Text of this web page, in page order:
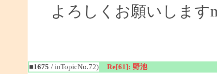
よろしくお願いします
■1675 / inTopicNo.72) Re[61]: 野池